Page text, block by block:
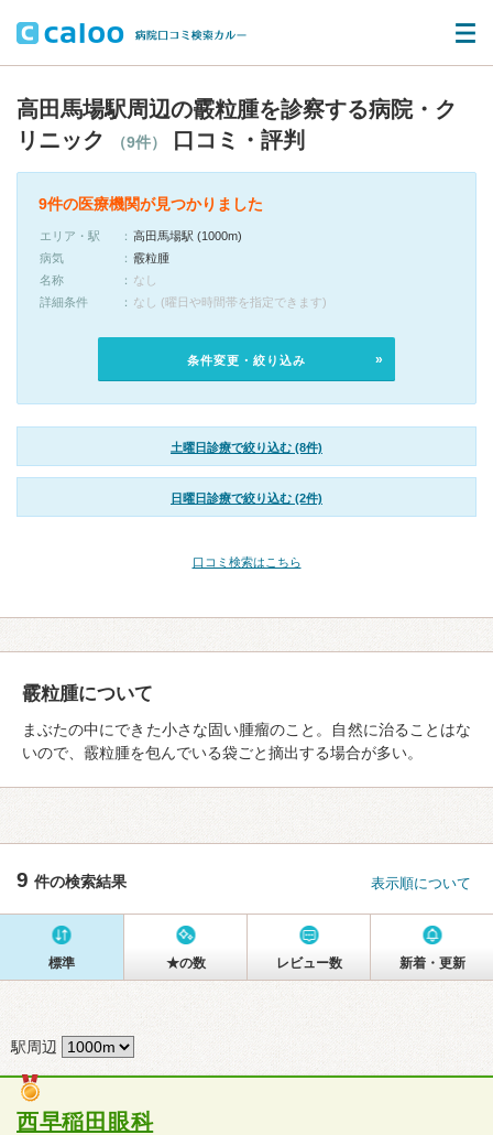
高田馬場駅周辺の霰粒腫を診察する病院・ク
リニック
（9件） 口コミ・評判
9件の医療機関が見つかりました
エリア・駅
高田馬場駅 (1000m)
病気
霰粒腫
名称
なし
詳細条件
なし (曜日や時間帯を指定できます)
条件変更・絞り込み
土曜日診療で絞り込む (8件)
日曜日診療で絞り込む (2件)
口コミ検索はこちら
霰粒腫について
まぶたの中にできた小さな固い腫瘤のこと。自然に治ることはな
いので、霰粒腫を包んでいる袋ごと摘出する場合が多い。
9 件の検索結果 表示順について
標準 ★の数 レビュー数 新着・更新
駅周辺
西早稲田眼科